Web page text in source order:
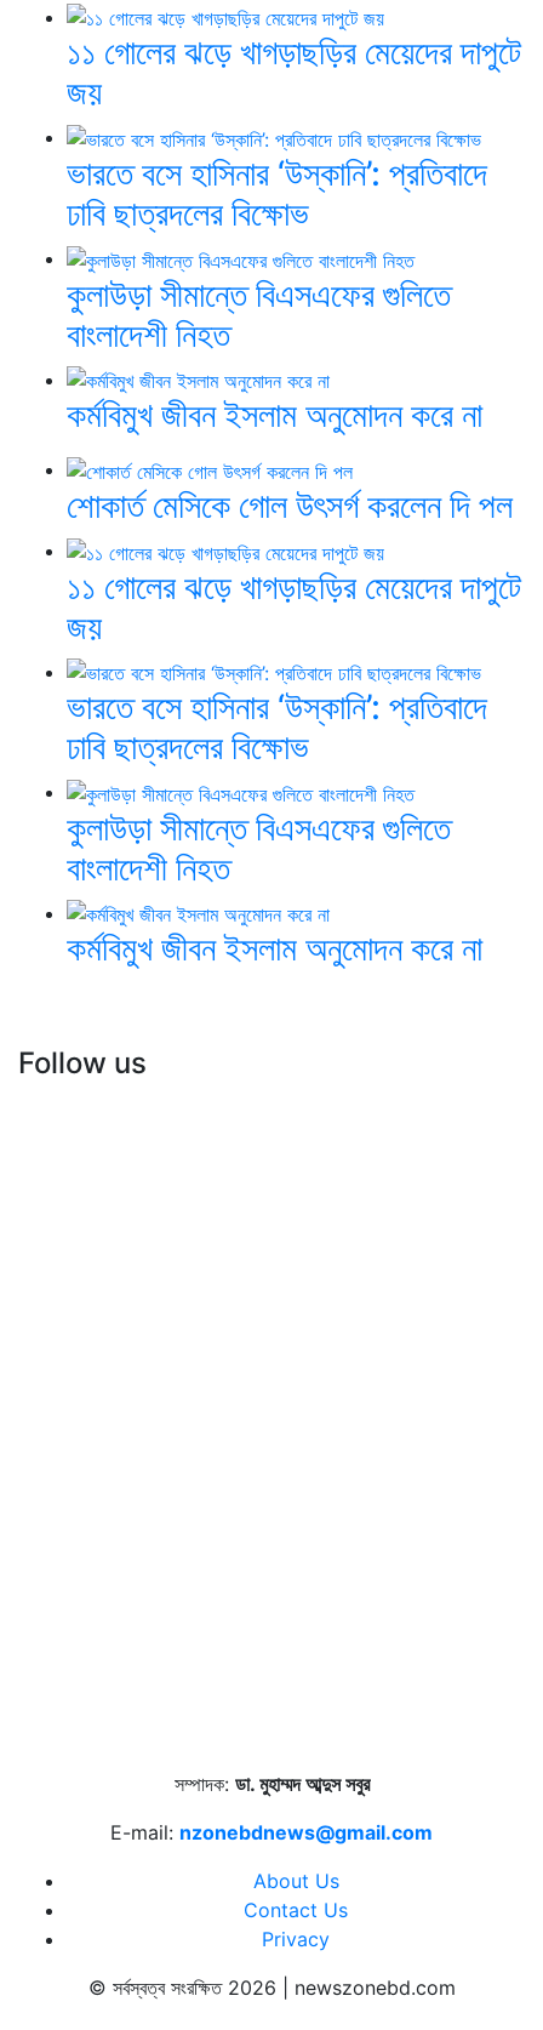
১১ গোলের ঝড়ে খাগড়াছড়ির মেয়েদের দাপুটে
জয়
ভারতে বসে হাসিনার ‘উস্কানি’: প্রতিবাদে
ঢাবি ছাত্রদলের বিক্ষোভ
কুলাউড়া সীমান্তে বিএসএফের গুলিতে
বাংলাদেশী নিহত
কর্মবিমুখ জীবন ইসলাম অনুমোদন করে না
শোকার্ত মেসিকে গোল উৎসর্গ করলেন দি পল
১১ গোলের ঝড়ে খাগড়াছড়ির মেয়েদের দাপুটে
জয়
ভারতে বসে হাসিনার ‘উস্কানি’: প্রতিবাদে
ঢাবি ছাত্রদলের বিক্ষোভ
কুলাউড়া সীমান্তে বিএসএফের গুলিতে
বাংলাদেশী নিহত
কর্মবিমুখ জীবন ইসলাম অনুমোদন করে না
Follow us
সম্পাদক: ডা. মুহাম্মদ আব্দুস সবুর
E-mail: nzonebdnews@gmail.com
About Us
Contact Us
Privacy
© সর্বস্বত্ব সংরক্ষিত 2026 | newszonebd.com